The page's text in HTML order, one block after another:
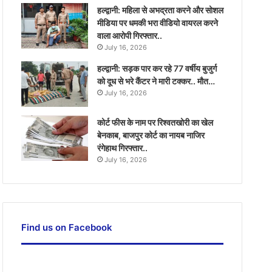
हल्द्वानी: महिला से अभद्रता करने और सोशल
मीडिया पर धमकी भरा वीडियो वायरल करने
वाला आरोपी गिरफ्तार..
July 16, 2026
हल्द्वानी: सड़क पार कर रहे 77 वर्षीय बुजुर्ग
को दूध से भरे कैंटर ने मारी टक्कर.. मौत…
July 16, 2026
कोर्ट फीस के नाम पर रिश्वतखोरी का खेल
बेनकाब, बाजपुर कोर्ट का नायब नाजिर
रंगेहाथ गिरफ्तार..
July 16, 2026
Find us on Facebook